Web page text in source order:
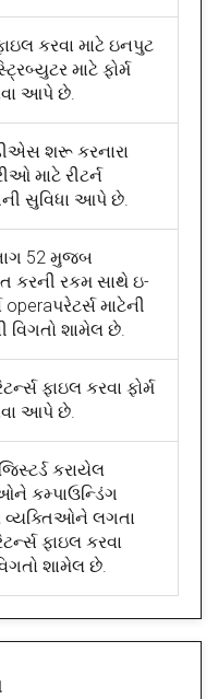
કરવા માટે ઇનપુટ
માટે ફોર્મ
આપે છે.
શરૂ કરનારા
માટે રીટર્ન
સુવિધા આપે છે.
52 મુજબ
કરની રકમ સાથે ઇ-
માટેની
વિગતો શામેલ છે.
ફાઇલ કરવા ફોર્મ
આપે છે.
કરાયેલ
કમ્પાઉન્ડિંગ
વ્યક્તિઓને લગતા
ફાઇલ કરવા
શામેલ છે.